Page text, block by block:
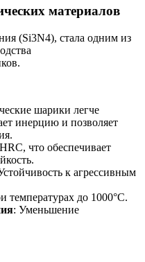
материалов
(Si3N4), стала одним из
шарики легче
инерцию и позволяет
что обеспечивает
к агрессивным
температурах до 1000°C.
: Уменьшение